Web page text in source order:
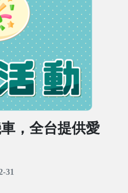
，全台提供愛
31